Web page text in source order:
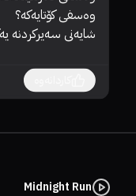
شایەنی سەیرکردنە
Midnight Run